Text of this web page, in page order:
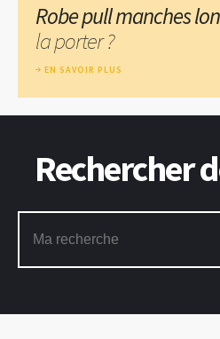
Robe pull manches
la porter ?
EN SAVOIR PLUS
Rechercher